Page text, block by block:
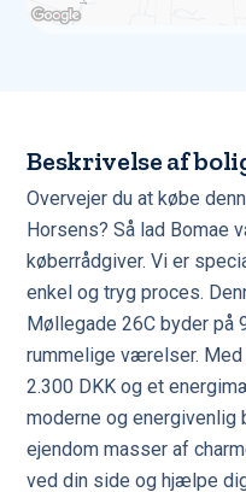
Beskrivelse af
Overvejer du at købe
Horsens? Så lad
køberrådgiver. Vi er
enkel og tryg proces.
Møllegade 26C byder på
rummelige værelser.
2.300 DKK og et
moderne og energivenlig
ejendom masser af
ved din side og hjælpe